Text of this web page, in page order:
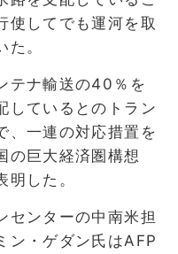
使してでも運河を取
。
テナ輸送の40％を
しているとのトラン
、一連の対応措置を
の巨大経済圏構想
明した。
センターの中南米担
ン・ゲダン氏はAFP